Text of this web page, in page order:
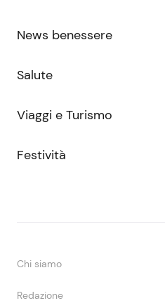
News benessere
Salute
Viaggi e Turismo
Festività
Chi siamo
Redazione